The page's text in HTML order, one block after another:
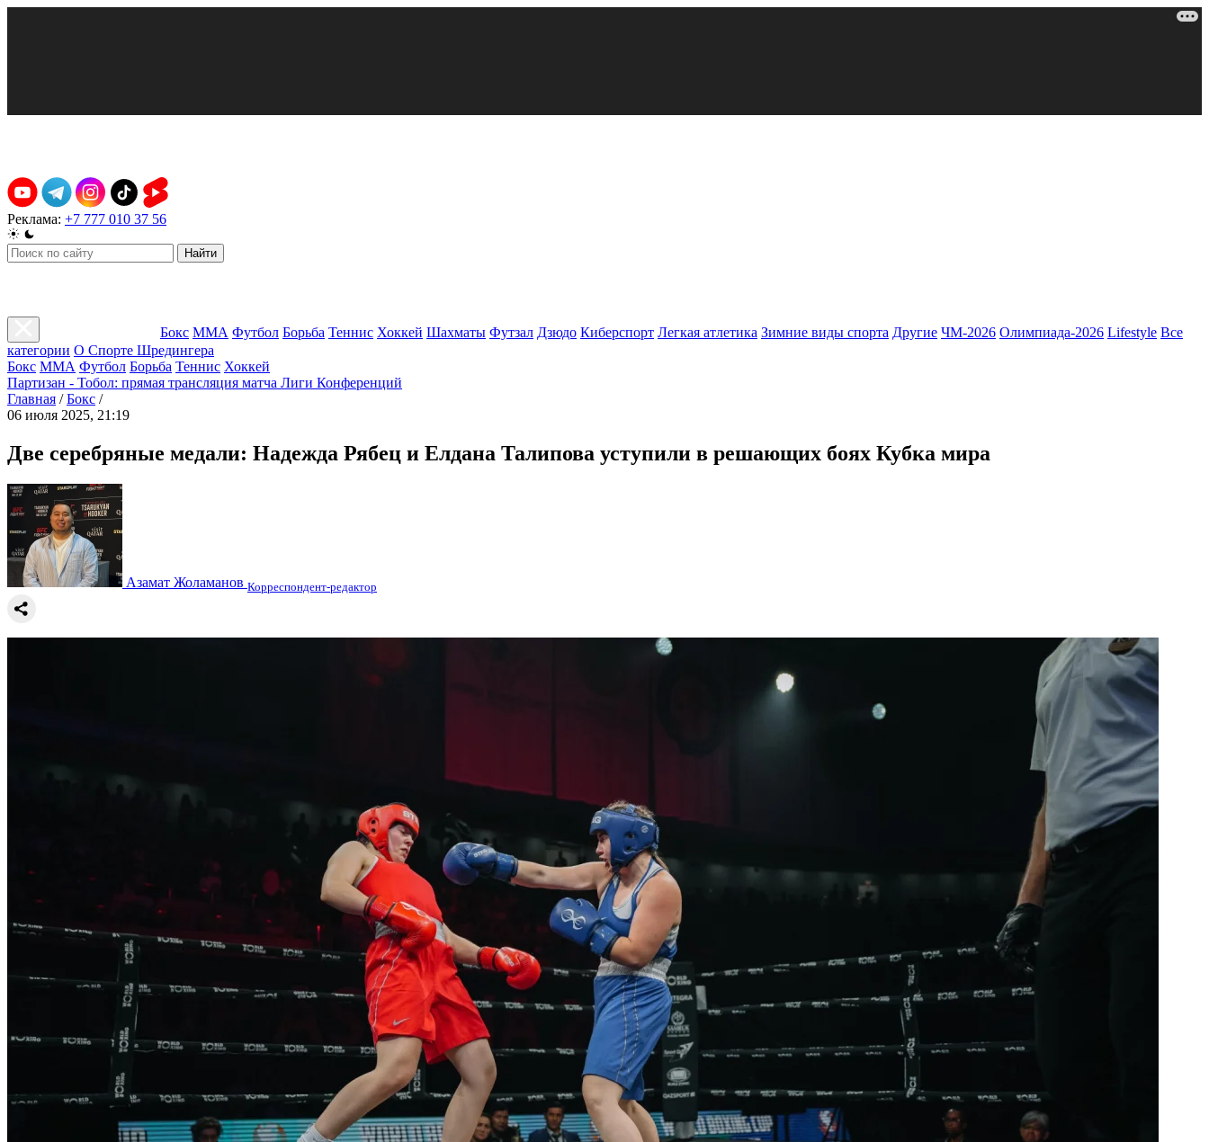
Реклама: +7 777 010 37 56
Найти
Бокс ММА Футбол Борьба Теннис Хоккей Шахматы Футзал Дзюдо Киберспорт Легкая атлетика Зимние виды спорта Другие ЧМ-2026 Олимпиада-2026 Lifestyle Все
категории О Спорте Шредингера
Бокс ММА Футбол Борьба Теннис Хоккей
Партизан - Тобол: прямая трансляция матча Лиги Конференций
Главная / Бокс /
06 июля 2025, 21:19
Две серебряные медали: Надежда Рябец и Елдана Талипова уступили в решающих боях Кубка мира
Азамат Жоламанов Корреспондент-редактор